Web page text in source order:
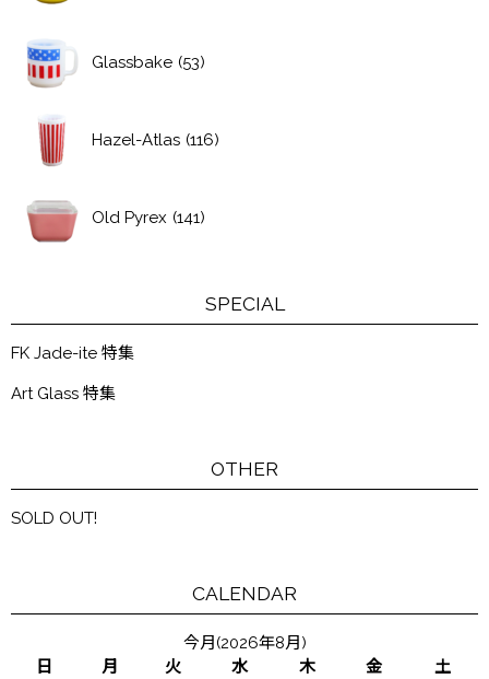
Glassbake (53)
Hazel-Atlas (116)
Old Pyrex (141)
SPECIAL
FK Jade-ite 特集
Art Glass 特集
OTHER
SOLD OUT!
CALENDAR
今月(2026年8月)
日
月 火 水 木 金
土